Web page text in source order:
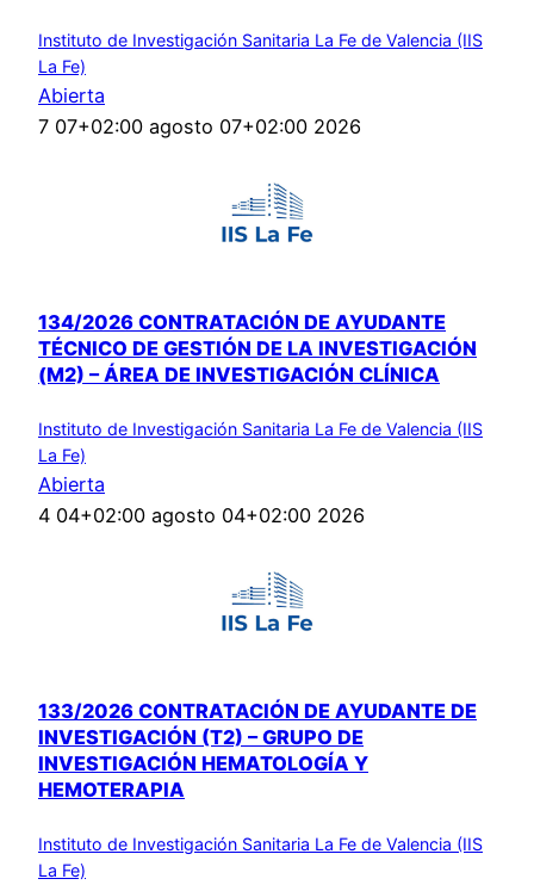
Instituto de Investigación Sanitaria La Fe de Valencia (IIS
La Fe)
Abierta
7 07+02:00 agosto 07+02:00 2026
134/2026 CONTRATACIÓN DE AYUDANTE
TÉCNICO DE GESTIÓN DE LA INVESTIGACIÓN
(M2) – ÁREA DE INVESTIGACIÓN CLÍNICA
Instituto de Investigación Sanitaria La Fe de Valencia (IIS
La Fe)
Abierta
4 04+02:00 agosto 04+02:00 2026
133/2026 CONTRATACIÓN DE AYUDANTE DE
INVESTIGACIÓN (T2) – GRUPO DE
INVESTIGACIÓN HEMATOLOGÍA Y
HEMOTERAPIA
Instituto de Investigación Sanitaria La Fe de Valencia (IIS
La Fe)